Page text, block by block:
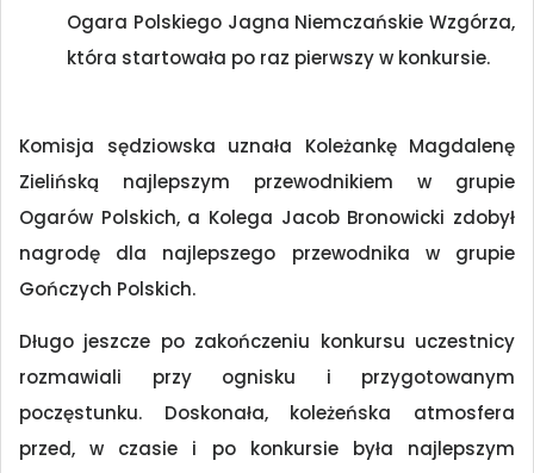
Ogara Polskiego Jagna Niemczańskie Wzgórza,
która startowała po raz pierwszy w konkursie.
Komisja sędziowska uznała Koleżankę Magdalenę
Zielińską najlepszym przewodnikiem w grupie
Ogarów Polskich, a Kolega Jacob Bronowicki zdobył
nagrodę dla najlepszego przewodnika w grupie
Gończych Polskich.
Długo jeszcze po zakończeniu konkursu uczestnicy
rozmawiali przy ognisku i przygotowanym
poczęstunku. Doskonała, koleżeńska atmosfera
przed, w czasie i po konkursie była najlepszym